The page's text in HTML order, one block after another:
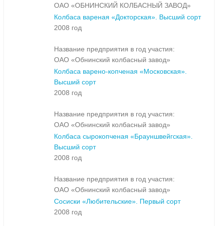
ОАО «ОБНИНСКИЙ КОЛБАСНЫЙ ЗАВОД»
Колбаса вареная «Докторская». Высший сорт
2008 год
Название предприятия в год участия:
ОАО «Обнинский колбасный завод»
Колбаса варено-копченая «Московская».
Высший сорт
2008 год
Название предприятия в год участия:
ОАО «Обнинский колбасный завод»
Колбаса сырокопченая «Брауншвейгская».
Высший сорт
2008 год
Название предприятия в год участия:
ОАО «Обнинский колбасный завод»
Сосиски «Любительские». Первый сорт
2008 год